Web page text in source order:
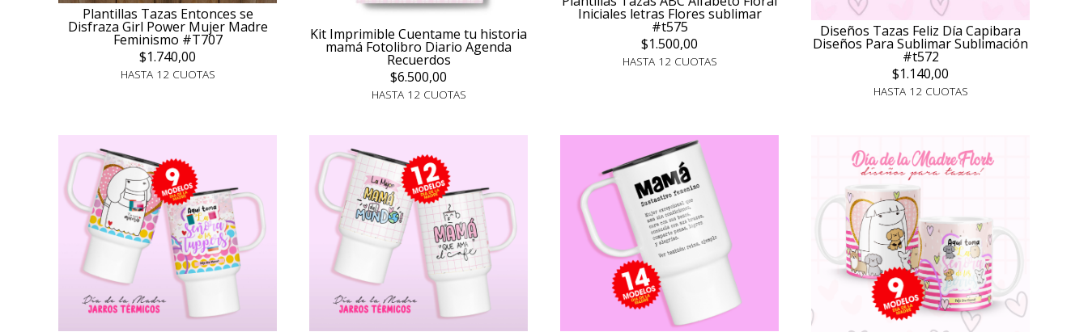
Plantillas Tazas Entonces se
Disfraza Girl Power Mujer Madre
Feminismo #T707
$1.740,00
HASTA 12 CUOTAS
Kit Imprimible Cuentame tu historia
mamá Fotolibro Diario Agenda
Recuerdos
$6.500,00
HASTA 12 CUOTAS
Iniciales letras Flores sublimar
#t575
$1.500,00
HASTA 12 CUOTAS
Diseños Tazas Feliz Día Capibara
Diseños Para Sublimar Sublimación
#t572
$1.140,00
HASTA 12 CUOTAS